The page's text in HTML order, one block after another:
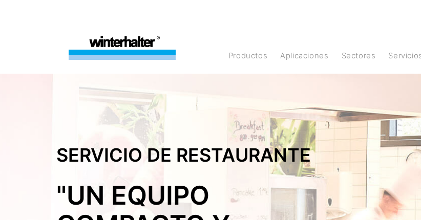
Productos Aplicaciones Sectores
SERVICIO DE RESTAURANTE
"UN EQUIPO